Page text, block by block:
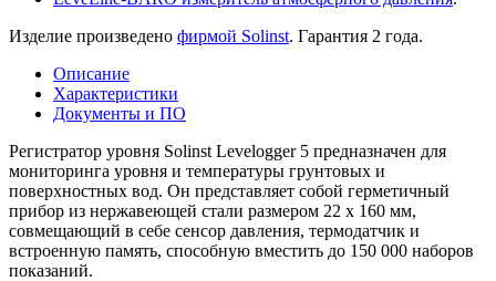
Изделие произведено фирмой Solinst. Гарантия 2 года.
Описание
Характеристики
Документы и ПО
Регистратор уровня Solinst Levelogger 5 предназначен для
мониторинга уровня и температуры грунтовых и
поверхностных вод. Он представляет собой герметичный
прибор из нержавеющей стали размером 22 x 160 мм,
совмещающий в себе сенсор давления, термодатчик и
встроенную память, способную вместить до 150 000 наборов
показаний.